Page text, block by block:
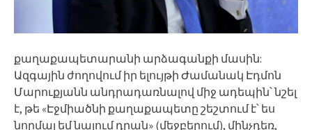
քաղաքապետարանի արձագանքի մասին:
Ազգային ժողովում իր ելույթի Ժամանակ Էդմոն
Մարուքյանն անդրադառնալով միջ ադեպին՝ նշել
է, թե «Էջմիածնի քաղաքապետը շեշտում է՝ ես
նորմալ եմ նայում դրան» (մեջբերում), մինչդեռ,